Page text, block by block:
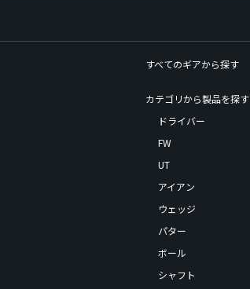
すべてのギアから探す
カテゴリから製品を探す
ドライバー
FW
UT
アイアン
ウェッジ
パター
ボール
シャフト